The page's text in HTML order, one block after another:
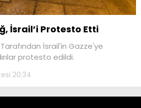
İsrail’i Protesto Etti
İsrail'in Gazze'ye
protesto edildi.
20:34